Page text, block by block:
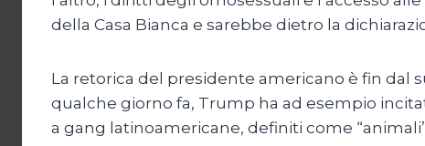
della Casa Bianca e sarebbe dietro la
La retorica del presidente americano è fin
qualche giorno fa, Trump ha ad esempio
a gang latinoamericane, definiti come